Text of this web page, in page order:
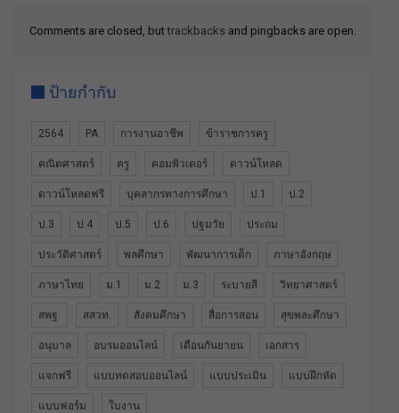
Comments are closed, buttrackbacks and pingbacks are open.
ป้ายกำกับ
2564 PA การงานอาชีพ ข้าราชการครู
คณิตศาสตร์ ครู คอมพิวเตอร์ ดาวน์โหลด
ดาวน์โหลดฟรี บุคลากรทางการศึกษา ป.1 ป.2
ป.3 ป.4 ป.5 ป.6 ปฐมวัย ประถม
ประวัติศาสตร์ พลศึกษา พัฒนาการเด็ก ภาษาอังกฤษ
ภาษาไทย ม.1 ม.2 ม.3 ระบายสี วิทยาศาสตร์
สพฐ. สสวท. สังคมศึกษา สื่อการสอน สุขพละศึกษา
อนุบาล อบรมออนไลน์ เดือนกันยายน เอกสาร
แจกฟรี แบบทดสอบออนไลน์ แบบประเมิน แบบฝึกหัด
แบบฟอร์ม ใบงาน